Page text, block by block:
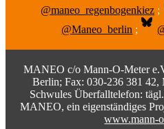
@maneo_regenbogenkiez ;
@Maneo_berlin ;
MANEO c/o Mann-O-Meter
Berlin; Fax: 030-236 381
Schwules Überfalltelefon:
MANEO, ein eigenständiges
www.mann-